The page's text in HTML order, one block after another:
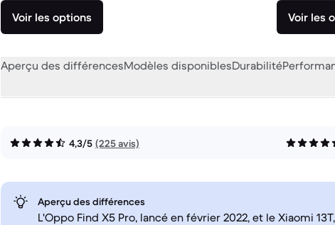
Voir les options Voir les
Aperçu des différencesModèles disponiblesDurabilité
4,3/5 (225 avis)
Aperçu des différences
L'Oppo Find X5 Pro, lancé en février 2022, et le Xiaomi